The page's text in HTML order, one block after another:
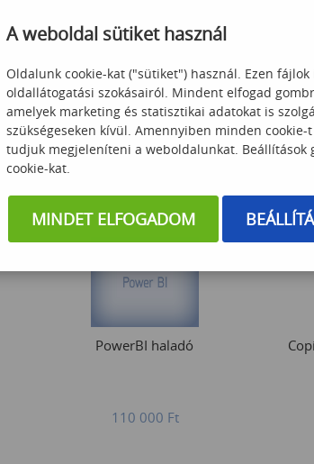
MS Project alap
95 000Ft
PowerBI haladó
110 000 Ft
A weboldal sütiket használ
Oldalunk cookie-kat ("sütiket") használ. Ezen
oldallátogatási szokásairól. Mindent elfogad
amelyek marketing és statisztikai adatokat is
szükségeseken kívül. Amennyiben minden
tudjuk megjeleníteni a weboldalunkat.
cookie-kat.
MINDET ELFOGADOM